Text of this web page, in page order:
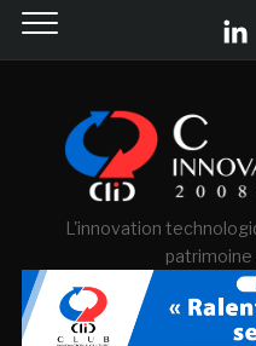
L'innovation
patrimoine